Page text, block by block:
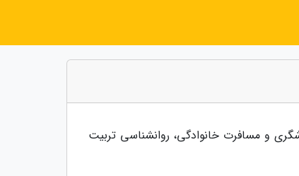
و مسافرت خانوادگی، روانشناسی تربیت